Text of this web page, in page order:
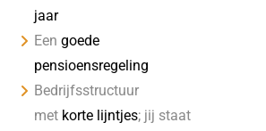
jaar
Een goede
pensioensregeling
Bedrijfsstructuur
met korte lijntjes; jij staat